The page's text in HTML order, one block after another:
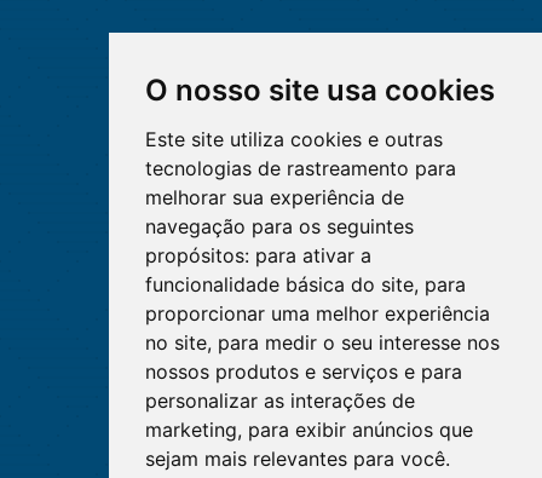
O nosso site usa cookies
Este site utiliza cookies e outras
tecnologias de rastreamento para
melhorar sua experiência de
navegação para os seguintes
propósitos: para ativar a
funcionalidade básica do site, para
proporcionar uma melhor experiência
no site, para medir o seu interesse nos
nossos produtos e serviços e para
personalizar as interações de
marketing, para exibir anúncios que
sejam mais relevantes para você.